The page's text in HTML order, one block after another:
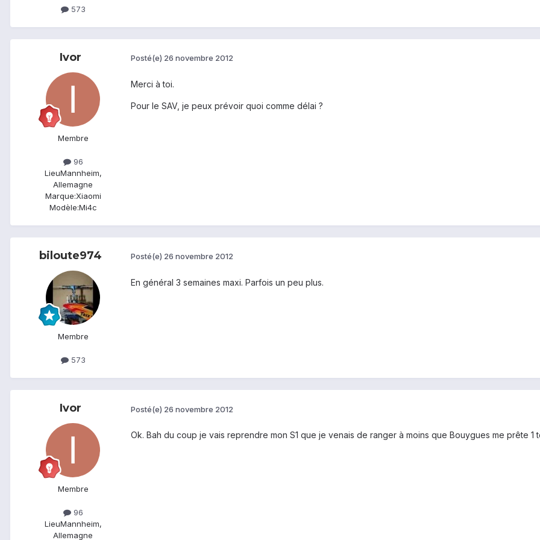
573
Ivor
Membre
96
LieuMannheim,
Allemagne
Marque:Xiaomi
Modèle:Mi4c
Posté(e) 26 novembre 2012
Merci à toi.
Pour le SAV, je peux prévoir quoi comme délai ?
biloute974
Membre
573
Posté(e) 26 novembre 2012
En général 3 semaines maxi. Parfois un peu plus.
Ivor
Membre
96
LieuMannheim,
Allemagne
Posté(e) 26 novembre 2012
Ok. Bah du coup je vais reprendre mon S1 que je venais de ranger à moins que Bouygues me prête 1